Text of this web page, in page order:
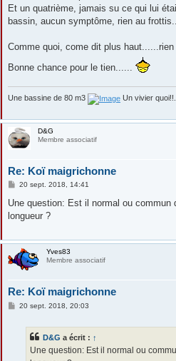
Et un quatrième, jamais su ce qui lui
bassin, aucun symptôme, rien au
Comme quoi, come dit plus haut......rien
Bonne chance pour le tien......
Une bassine de 80 m3 Un vivier
D&G
Membre associatif
Re: Koï maigrichonne
M
s
a
20 sept. 2018, 14:41
Une question: Est il normal ou commun
longueur ?
Yves83
Membre associatif
Re: Koï maigrichonne
M20 sept. 2018, 20:03
D&G a écrit : ↑
Une question: Est il normal ou